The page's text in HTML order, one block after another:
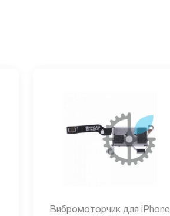
Вибромоторчик для iPhone